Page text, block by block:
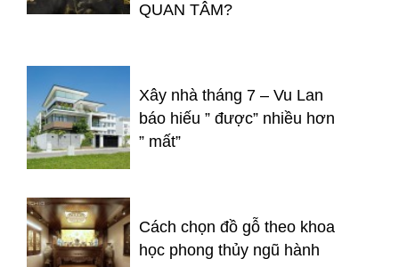
QUAN TÂM?
Xây nhà tháng 7 – Vu Lan
báo hiếu ” được” nhiều hơn
” mất”
Cách chọn đồ gỗ theo khoa
học phong thủy ngũ hành